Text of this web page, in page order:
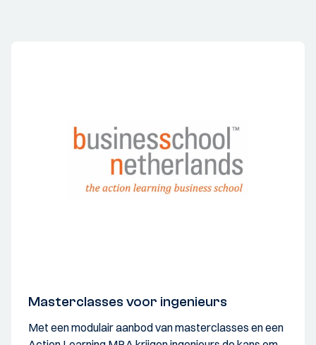
Masterclasses voor ingenieurs
Met een modulair aanbod van masterclasses en een